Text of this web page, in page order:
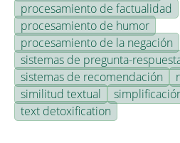
procesamiento de factualidad
procesamiento de humor
procesamiento de la negación
sistemas de pregunta-
sistemas de recomendación
similitud textual
text detoxification